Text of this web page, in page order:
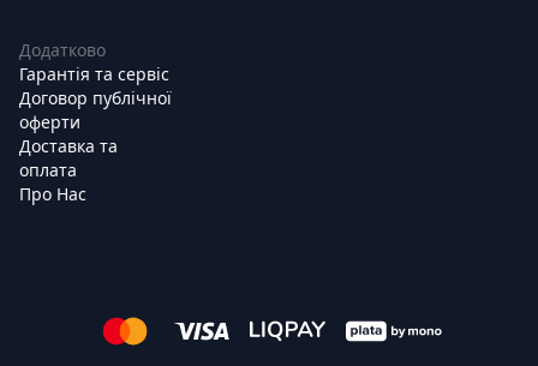
Додатково
Гарантія та сервіс
Договор публічної
оферти
Доставка та
оплата
Про Нас